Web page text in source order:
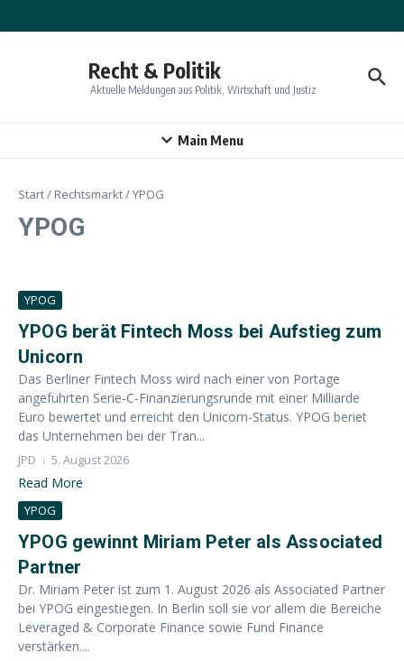
Recht & Politik
Aktuelle Meldungen aus Politik, Wirtschaft und Justiz
Main Menu
Start/ Rechtsmarkt/YPOG
YPOG
YPOG
YPOG berät Fintech Moss bei Aufstieg zum
Unicorn
Das Berliner Fintech Moss wird nach einer von Portage
angeführten Serie-C-Finanzierungsrunde mit einer Milliarde
Euro bewertet und erreicht den Unicorn-Status. YPOG beriet
das Unternehmen bei der Tran...
JPD 5. August 2026
Read More
YPOG
YPOG gewinnt Miriam Peter als Associated
Partner
Dr. Miriam Peter ist zum 1. August 2026 als Associated Partner
bei YPOG eingestiegen. In Berlin soll sie vor allem die Bereiche
Leveraged & Corporate Finance sowie Fund Finance
verstärken....